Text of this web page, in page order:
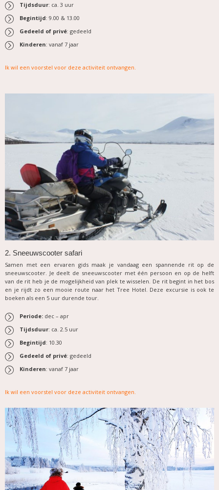
Tijdsduur: ca. 3 uur
Begintijd: 9.00 & 13.00
Gedeeld of privé: gedeeld
Kinderen: vanaf 7 jaar
Ik wil een voorstel voor deze activiteit ontvangen
2. Sneeuwscooter safari
Samen met een ervaren gids maak je vandaag een spannende rit op de
sneeuwscooter. Je deelt de sneeuwscooter met één persoon en op de helft
van de rit heb je de mogelijkheid van plek te wisselen. De rit begint in het bos
en je rijdt zo een mooie route naar het Tree Hotel. Deze excursie is ook te
boeken als een 5 uur durende tour.
Periode: dec – apr
Tijdsduur: ca. 2.5 uur
Begintijd: 10.30
Gedeeld of privé: gedeeld
Kinderen: vanaf 7 jaar
Ik wil een voorstel voor deze activiteit ontvangen